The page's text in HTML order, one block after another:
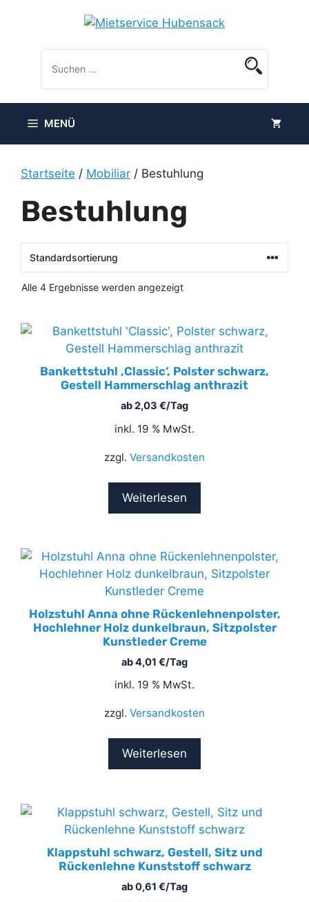
MENÜ
Startseite / Mobiliar / Bestuhlung
Bestuhlung
Alle 4 Ergebnisse werden angezeigt
Bankettstuhl ‚Classic‘, Polster schwarz,
Gestell Hammerschlag anthrazit
ab2,03 €/Tag
inkl. 19 % MwSt.
zzgl. Versandkosten
Weiterlesen
Holzstuhl Anna ohne Rückenlehnenpolster,
Hochlehner Holz dunkelbraun, Sitzpolster
Kunstleder Creme
ab4,01 €/Tag
inkl. 19 % MwSt.
zzgl. Versandkosten
Weiterlesen
Klappstuhl schwarz, Gestell, Sitz und
Rückenlehne Kunststoff schwarz
ab0,61 €/Tag